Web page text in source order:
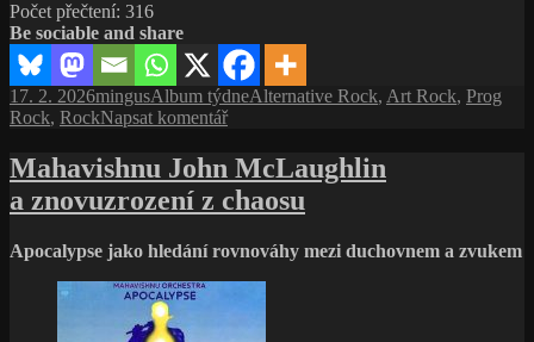
(Scratch):
Oholit
si
hlavu
nestačí
Počet přečtení: 316
Be sociable and share
Publikováno:
17. 2. 2026Autor:
mingusRubriky:
Album týdneŠtítky:
Alternative Rock, Art Rock, Prog
Rock, RockNapsat komentářpro
názvem
Peter
(Scratch):
si
hlavu
Mahavishnu John McLaughlin
a znovuzrození z chaosu
Apocalypse jako hledání rovnováhy mezi duchovnem a zvukem